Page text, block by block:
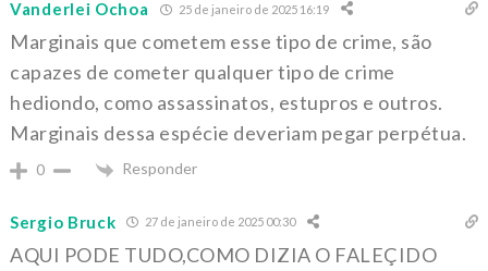
Vanderlei Ochoa 25 de janeiro de 2025 16:19
Marginais que cometem esse tipo de crime, são
capazes de cometer qualquer tipo de crime
hediondo, como assassinatos, estupros e outros.
Marginais dessa espécie deveriam pegar perpétua.
0 Responder
Sergio Bruck 27 de janeiro de 2025 00:30
AQUI PODE TUDO,COMO DIZIA O FALEÇIDO